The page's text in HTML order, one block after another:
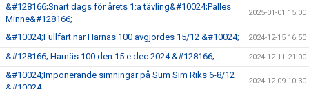
&#128166;Snart dags för årets 1:a tävling&#10024;Palles
Minne&#128166;
2025-01-01 15:00
&#10024;Fullfart när Harnäs 100 avgjordes 15/12 &#10024; 2024-12-15 16:50
&#128166; Harnäs 100 den 15:e dec 2024 &#128166; 2024-12-11 21:00
&#10024;Imponerande simningar på Sum Sim Riks 6-8/12
2024-12-09 10:30